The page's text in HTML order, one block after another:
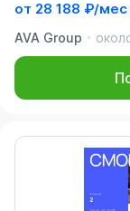
от 28 188 ₽/мес
AVA Group